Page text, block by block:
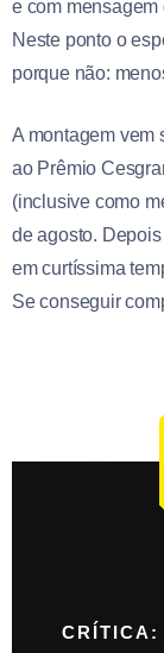
e com
Neste ponto o
porque não:
A montagem vem
ao Prêmio
(inclusive como
de agosto.
em curtíssima
Se conseguir
CRÍTICA: